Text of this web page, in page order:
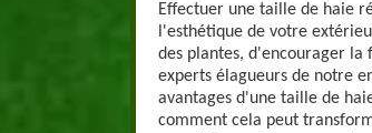
Effectuer une taille de haie
l'esthétique de votre
des plantes, d'encourager la
experts élagueurs de notre
avantages d'une taille de
comment cela peut